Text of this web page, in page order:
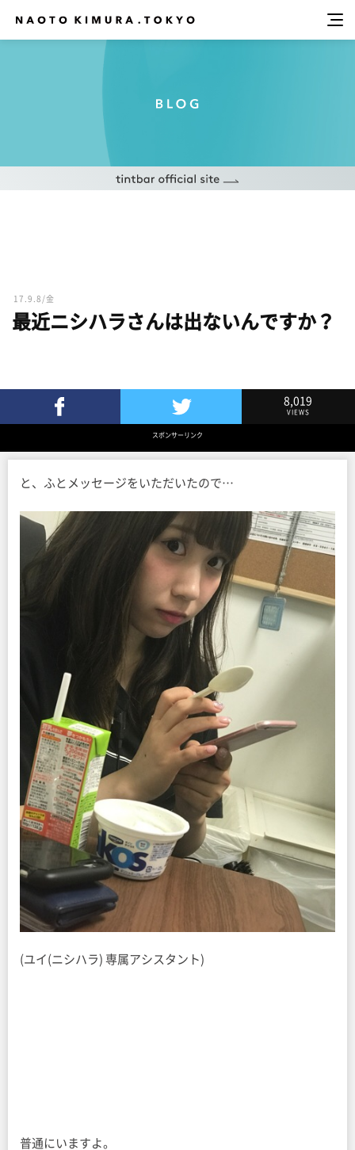
17.9.8/金
最近ニシハラさんは出ないんですか？
Twitterでツイート
8,019
VIEWS
スポンサーリンク
と、ふとメッセージをいただいたので…
(ユイ(ニシハラ) 専属アシスタント)
普通にいますよ。